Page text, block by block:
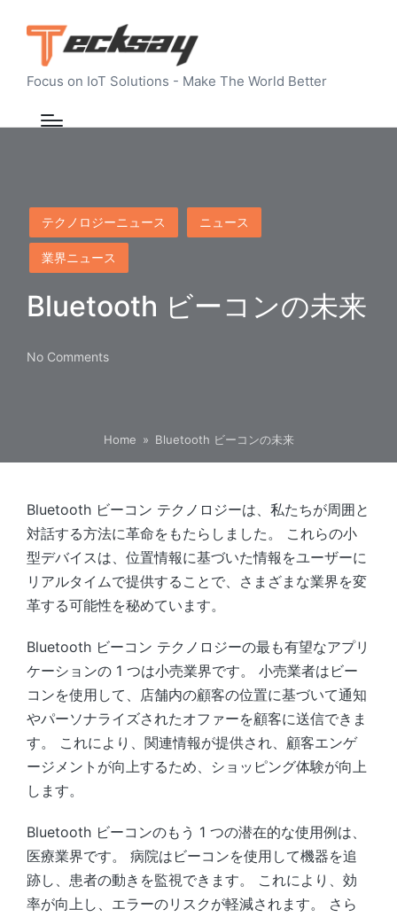
Focus on IoT Solutions - Make The World Better
Posted
in
テクノロジーニュース ニュース
業界ニュース
Bluetooth ビーコンの未来
No Comments
Home » Bluetooth ビーコンの未来
Bluetooth ビーコン テクノロジーは、私たちが周囲と
対話する方法に革命をもたらしました。 これらの小
型デバイスは、位置情報に基づいた情報をユーザーに
リアルタイムで提供することで、さまざまな業界を変
革する可能性を秘めています。
Bluetooth ビーコン テクノロジーの最も有望なアプリ
ケーションの 1 つは小売業界です。 小売業者はビー
コンを使用して、店舗内の顧客の位置に基づいて通知
やパーソナライズされたオファーを顧客に送信できま
す。 これにより、関連情報が提供され、顧客エンゲ
ージメントが向上するため、ショッピング体験が向上
します。
Bluetooth ビーコンのもう 1 つの潜在的な使用例は、
医療業界です。 病院はビーコンを使用して機器を追
跡し、患者の動きを監視できます。 これにより、効
率が向上し、エラーのリスクが軽減されます。 さら